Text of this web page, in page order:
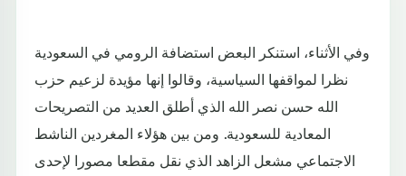
وفي الأثناء، استنكر البعض استضافة الرومي في السعودية
نظرا لمواقفها السياسية، وقالوا إنها مؤيدة لزعيم حزب
الله حسن نصر الله الذي أطلق العديد من التصريحات
المعادية للسعودية. ومن بين هؤلاء المغردين الناشط
الاجتماعي مشعل الزاهد الذي نقل مقطعا مصورا لإحدى